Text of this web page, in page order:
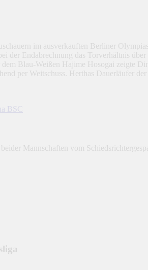
im ausverkauften Berliner
der Endabrechnung das Torverhältnis
Blau-Weißen Hajime Hosogai zeigte
per Weitschuss. Herthas Dauerläufer
Mannschaften vom